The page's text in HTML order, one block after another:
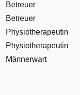
Betreuer
Betreuer
Physiotherapeutin
Physiotherapeutin
Männerwart